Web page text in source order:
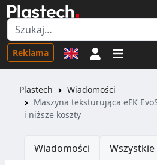
Reklama Logowanie
Plastech
Wiadomości
Maszyna teksturująca eFK
i niższe koszty
Wiadomości